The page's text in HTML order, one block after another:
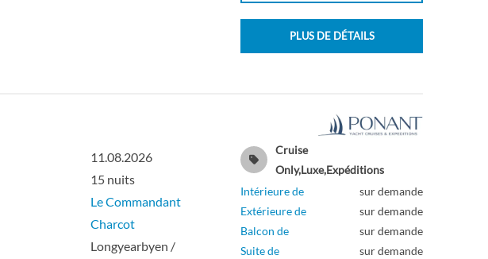
PLUS DE DÉTAILS
11.08.2026
15 nuits
Le Commandant
Charcot
Longyearbyen /
Cruise
Only,Luxe,Expéditions
Intérieure de
sur demande
Extérieure de
sur demande
Balcon de
sur demande
Suite de
sur demande